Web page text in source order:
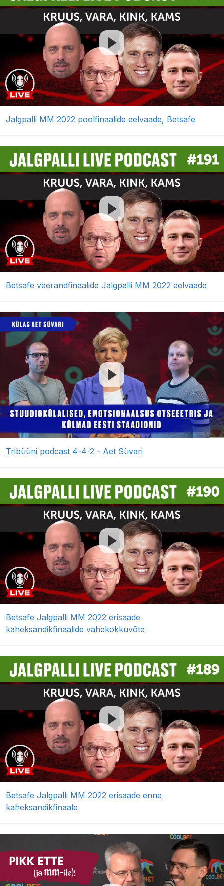
Jalgpalli MM 2022 poolfinaalide eelvaade, Betsafe
Betsafe veerandfinaalide Jalgpalli MM 2022 eelvaade
Tribüüni podcast 4-4-2 - Aet Süvari
Betsafe Jalgpalli MM 2022 erisaade
kaheksandikfinaalide vahekokkuvõte
Betsafe Jalgpalli MM 2022 erisaade enne
kaheksandikfinaale